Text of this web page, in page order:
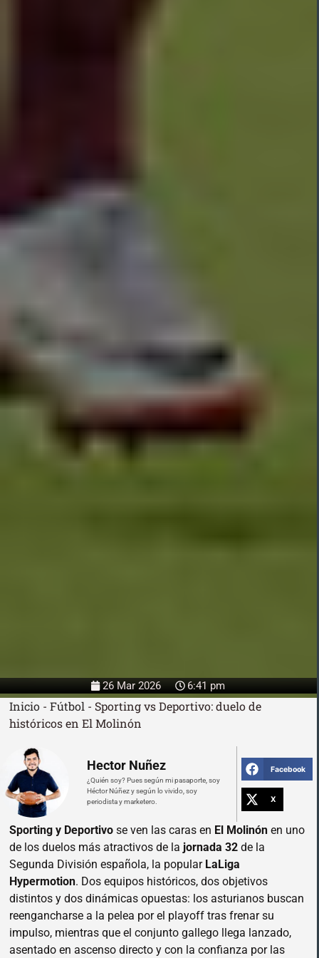
26 Mar 2026 6:41 pm
Inicio - Fútbol - Sporting vs Deportivo: duelo de
históricos en El Molinón
Hector Nuñez
¿Quién soy? Pues según mi pasaporte, soy
Héctor Núñez y según lo vivido, soy
periodista y marketero.
Facebook
X
Sporting y Deportivo se ven las caras en El Molinón en uno
de los duelos más atractivos de la jornada 32 de la
Segunda División española, la popular LaLiga
Hypermotion. Dos equipos históricos, dos objetivos
distintos y dos dinámicas opuestas: los asturianos buscan
reengancharse a la pelea por el playoff tras frenar su
impulso, mientras que el conjunto gallego llega lanzado,
asentado en ascenso directo y con la confianza por las